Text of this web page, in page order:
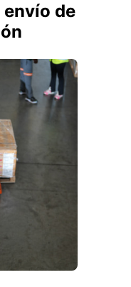
de